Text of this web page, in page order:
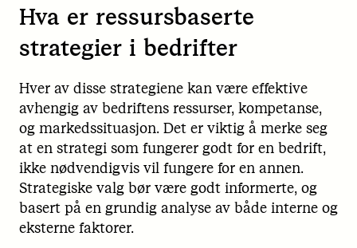
Hva er ressursbaserte
strategier i bedrifter
Hver av disse strategiene kan være effektive
avhengig av bedriftens ressurser, kompetanse,
og markedssituasjon. Det er viktig å merke seg
at en strategi som fungerer godt for en bedrift,
ikke nødvendigvis vil fungere for en annen.
Strategiske valg bør være godt informerte, og
basert på en grundig analyse av både interne og
eksterne faktorer.